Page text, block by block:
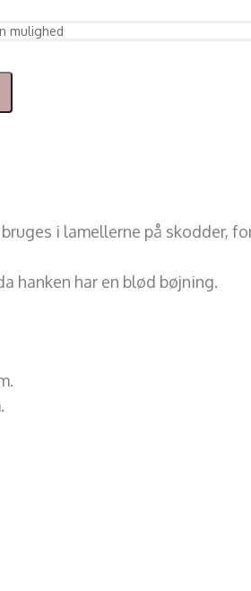
i lamellerne på skodder,
hanken har en blød bøjning.